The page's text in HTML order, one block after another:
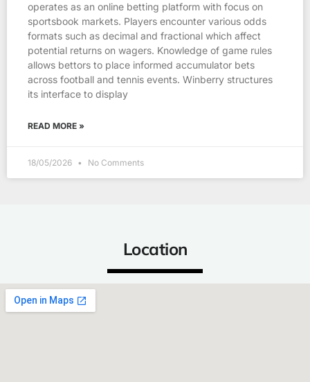
operates as an online betting platform with focus on
sportsbook markets. Players encounter various odds
formats such as decimal and fractional which affect
potential returns on wagers. Knowledge of game rules
allows bettors to place informed accumulator bets
across football and tennis events. Winberry structures
its interface to display
READ MORE »
18/05/2026 No Comments
Location